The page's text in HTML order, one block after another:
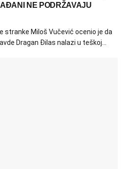
NE PODRŽAVAJU
stranke Miloš Vučević ocenio je da
Dragan Đilas nalazi u teškoj...